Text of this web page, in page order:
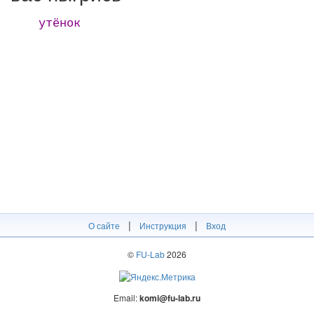
утёнок
О сайте | Инструкция | Вход
© FU-Lab2026
Email:komi@fu-lab.ru